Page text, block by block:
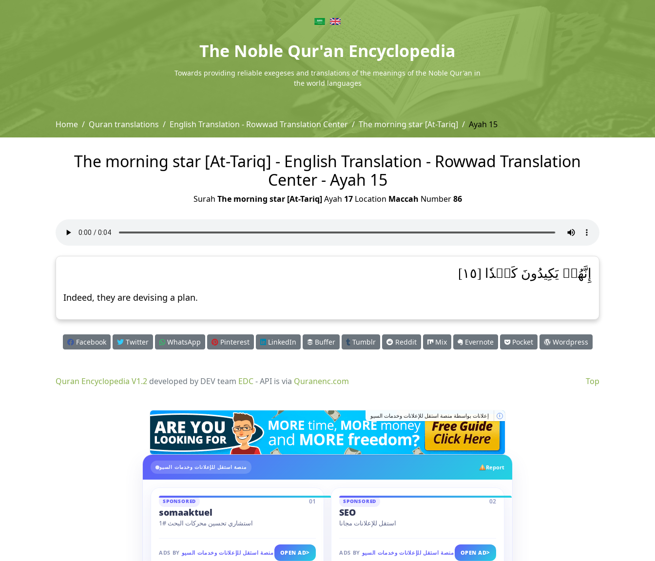
The Noble Qur'an Encyclopedia
Towards providing reliable exegeses and translations of the meanings of the Noble Qur'an in
the world languages
Home Quran translations English Translation - Rowwad Translation Center The morning star [At-Tariq] Ayah 15
The morning star [At-Tariq] - English Translation - Rowwad Translation
Center - Ayah 15
Surah The morning star [At-Tariq]Ayah 17Location Maccah Number86
إِنَّهُمۡ يَكِيدُونَ كَيۡدٗا [١٥]
Indeed, they are devising a plan.
Facebook Twitter WhatsApp Pinterest LinkedIn Buffer Tumblr Reddit Mix Evernote Pocket Wordpress
Top
Quran Encyclopedia V1.2 developed by DEV team EDC- API is via Quranenc.com
إعلانات بواسطة منصة استقل للإعلانات وخدمات السيو i
منصة استقل للإعلانات وخدمات السيو Report
SPONSORED 01
somaaktuel
1# استشاري تحسين محركات البحث
ADS BY منصة استقل للإعلانات وخدمات السيو OPEN AD>
SPONSORED 02
SEO
استقل للإعلانات مجانا
ADS BY منصة استقل للإعلانات وخدمات السيو OPEN AD>